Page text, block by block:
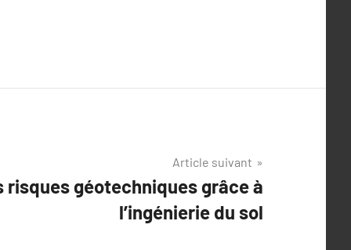
Article suivant
risques géotechniques grâce à
l’ingénierie du sol